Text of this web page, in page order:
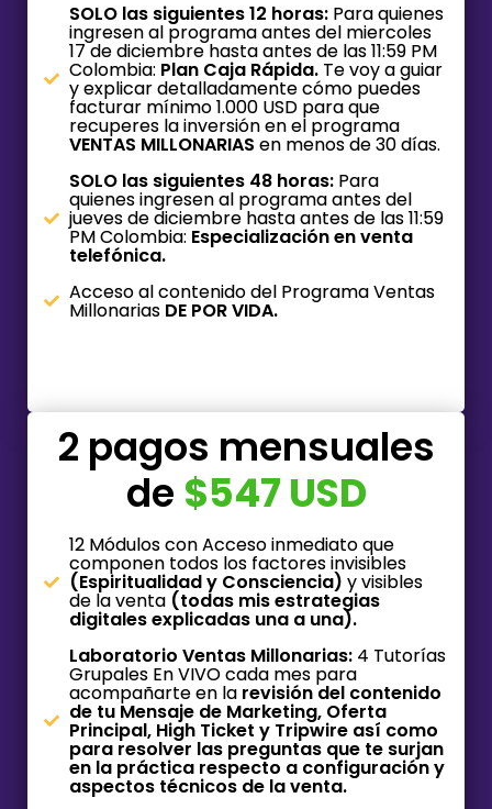
SOLO las siguientes 12 horas:Para quienes
ingresen al programa antes del miercoles
17 de diciembre hasta antes de las 11:59 PM
Colombia: Plan Caja Rápida.Te voy a guiar
y explicar detalladamente cómo puedes
facturar mínimo 1.000 USD para que
recuperes la inversión en el programa
VENTAS MILLONARIAS en menos de 30 días.
SOLO las siguientes 48 horas:Para
quienes ingresen al programa antes del
jueves de diciembre hasta antes de las 11:59
PM Colombia: Especialización en venta
telefónica.
Acceso al contenido del Programa Ventas
Millonarias DE POR VIDA.
2 pagos mensuales
de $547 USD
12 Módulos con Acceso inmediato que
componen todos los factores invisibles
(Espiritualidad y Consciencia) y visibles
de la venta (todas mis estrategias
digitales explicadas una a una).
Laboratorio Ventas Millonarias:4 Tutorías
Grupales En VIVO cada mes para
acompañarte en la revisión del contenido
de tu Mensaje de Marketing, Oferta
Principal, High Ticket y Tripwire así como
para resolver las preguntas que te surjan
en la práctica respecto a configuración y
aspectos técnicos de la venta.